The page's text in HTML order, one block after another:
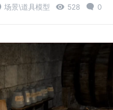
场景\道具模型 528 0